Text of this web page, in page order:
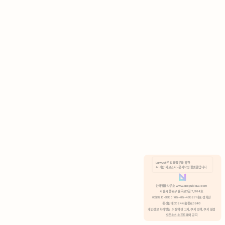
분석 쿠키 허용
Lawvot은 법률업무를 위한
AI 기반 자료조사 · 문서작성 플랫폼입니다.
안국법률사무소 www.anguklaw.com
서울시 종로구 율곡로2길 7, 304호
02)3210-3330 105-05-48527 대표 정희찬
통신판매 2024서울종로0248
개인정보 처리방침, 이용약관 고지, 쿠키 정책, 쿠키 설정
오픈소스 소프트웨어 공지